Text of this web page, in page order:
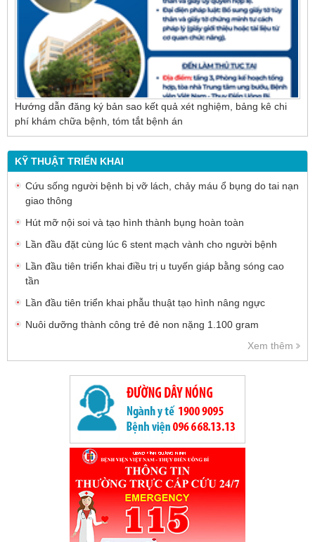
Hướng dẫn đăng ký bản sao kết quả xét nghiệm, bảng kê chi
phí khám chữa bệnh, tóm tắt bệnh án
KỸ THUẬT TRIỂN KHAI
Cứu sống người bệnh bị vỡ lách, chảy máu ổ bụng do tai nạn
giao thông
Hút mỡ nội soi và tạo hình thành bụng hoàn toàn
Lần đầu đặt cùng lúc 6 stent mạch vành cho người bệnh
Lần đầu tiên triển khai điều trị u tuyến giáp bằng sóng cao
tần
Lần đầu tiên triển khai phẫu thuật tạo hình nâng ngực
Nuôi dưỡng thành công trẻ đẻ non nặng 1.100 gram
Xem thêm